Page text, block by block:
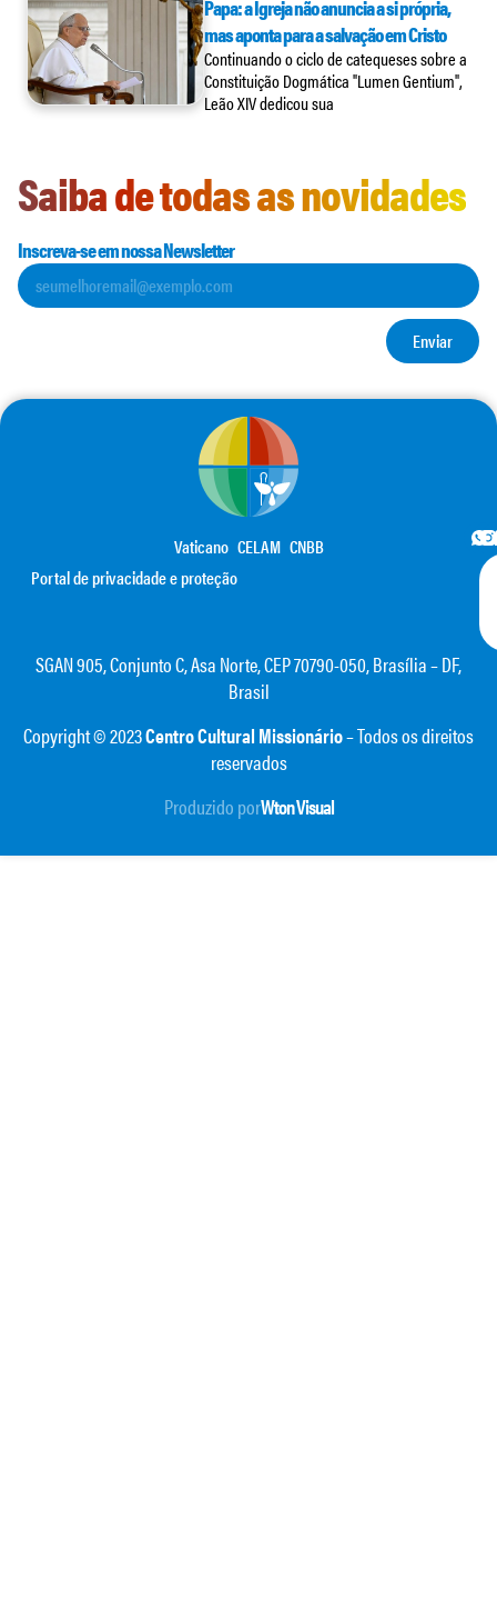
Papa: a Igreja não anuncia a si própria,
mas aponta para a salvação em Cristo
Continuando o ciclo de catequeses sobre a
Constituição Dogmática "Lumen Gentium",
Leão XIV dedicou sua
Saiba de todas as novidades
Inscreva-se em nossa Newsletter
Enviar
Vaticano CELAM CNBB
Portal de privacidade e proteção
SGAN 905, Conjunto C, Asa Norte, CEP 70790-050, Brasília – DF,
Brasil
Copyright © 2023Centro Cultural Missionário– Todos os direitos
reservados
Produzido porWton Visual